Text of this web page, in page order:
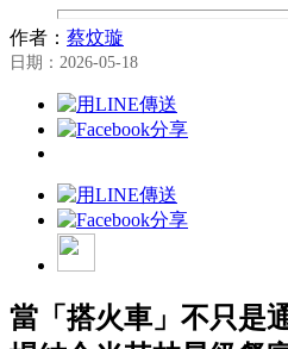
作者： 蔡炆璇
日期：2026-05-18
當「搭火車」不只是